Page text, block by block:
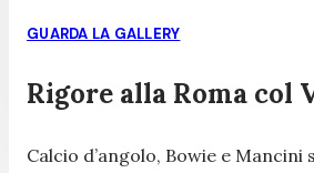
GUARDA LA GALLERY
Rigore alla Roma col
Calcio d’angolo, Bowie e